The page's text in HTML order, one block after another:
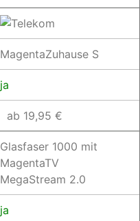
MagentaZuhause S
ja
ab 19,95 €
Glasfaser 1000 mit
MagentaTV
MegaStream 2.0
ja